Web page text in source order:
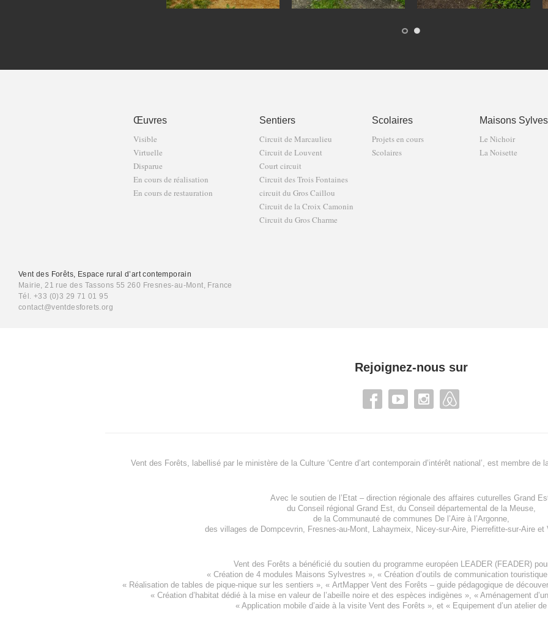
Œuvres
Visible
Virtuelle
Disparue
En cours de réalisation
En cours de restauration
Sentiers
Circuit de Marcaulieu
Circuit de Louvent
Court circuit
Circuit des Trois Fontaines
circuit du Gros Caillou
Circuit de la Croix Camonin
Circuit du Gros Charme
Scolaires
Projets en cours
Scolaires
Maisons
Le Nichoir
La Noisette
Vent des Forêts, Espace rural d’art contemporain
Mairie, 21 rue des Tassons 55 260 Fresnes-au-Mont, France
Tél. +33 (0)3 29 71 01 95
contact@ventdesforets.org
Rejoignez-nous sur
Vent des Forêts, labellisé par le ministère de la Culture ‘Centre d’art contemporain d’intérêt national’, est membre de
Avec le soutien de l’ Etat – direction régionale des affaires cuturelles Grand
du Conseil régional Grand Est, du Conseil départemental de la Meuse,
de la Communauté de communes De l’Aire à l’Argonne,
des villages de Dompcevrin, Fresnes-au-Mont, Lahaymeix, Nicey-sur-Aire, Pierrefitte-sur-Aireet
Vent des Forêts a bénéficié du soutien du programme européen LEADER (FEADER)
« Création de 4 modules Maisons Sylvestres », « Création d’outils de communication
« Réalisation de tables de pique-nique sur les sentiers », « ArtMapper Vent des Forêts – guide pédagogique de
« Création d’habitat dédié à la mise en valeur de l’abeille noire et des espèces indigènes », « Aménagement
« Application mobile d’aide à la visite Vent des Forêts », et « Equipement d’un atelier